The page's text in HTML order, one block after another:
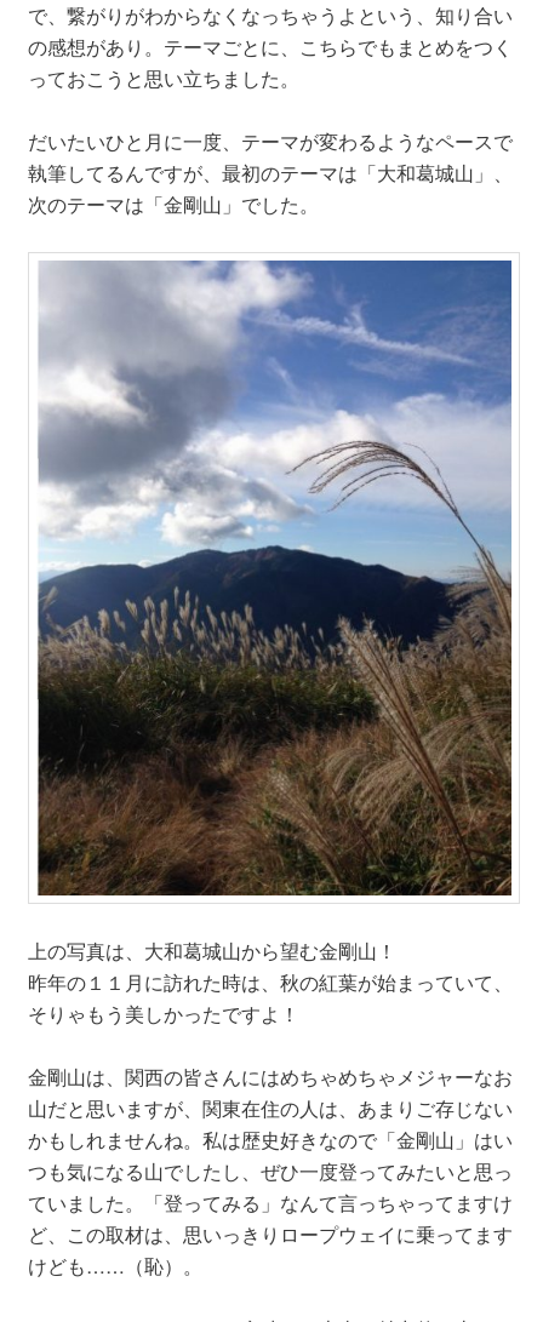
で、繋がりがわからなくなっちゃうよという、知り合い
の感想があり。テーマごとに、こちらでもまとめをつく
っておこうと思い立ちました。
だいたいひと月に一度、テーマが変わるようなペースで
執筆してるんですが、最初のテーマは「大和葛城山」、
次のテーマは「金剛山」でした。
上の写真は、大和葛城山から望む金剛山！
昨年の１１月に訪れた時は、秋の紅葉が始まっていて、
そりゃもう美しかったですよ！
金剛山は、関西の皆さんにはめちゃめちゃメジャーなお
山だと思いますが、関東在住の人は、あまりご存じない
かもしれませんね。私は歴史好きなので「金剛山」はい
つも気になる山でしたし、ぜひ一度登ってみたいと思っ
ていました。「登ってみる」なんて言っちゃってますけ
ど、この取材は、思いっきりロープウェイに乗ってます
けども……（恥）。